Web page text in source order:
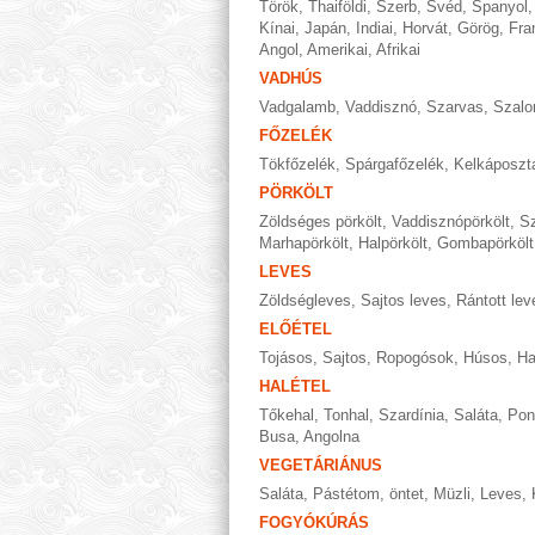
Török, Thaiföldi, Szerb, Svéd, Spanyol
Kínai, Japán, Indiai, Horvát, Görög,
Angol , Amerikai, Afrikai
VADHÚS
Vadgalamb, Vaddisznó, Szarvas,
FŐZELÉK
Tökfőzelék, Spárgafőzelék,
PÖRKÖLT
Zöldséges pörkölt, Vaddisznópörkölt,
Marhapörkölt, Halpörkölt, Gombapörkölt
LEVES
Zöldségleves, Sajtos leves, Rántott
ELŐÉTEL
Tojásos, Sajtos, Ropogósok, Húsos,
HALÉTEL
Tőkehal , Tonhal , Szardínia, Saláta,
Busa, Angolna
VEGETÁRIÁNUS
Saláta, Pástétom, öntet, Müzli, Leves,
FOGYÓKÚRÁS